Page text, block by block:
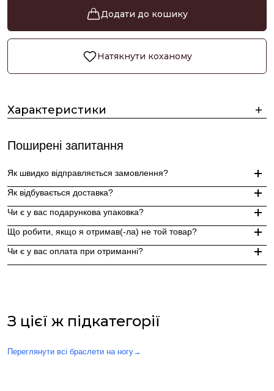
Додати до кошику
Натякнути коханому
Характеристики
Поширені запитання
Як швидко відправляється замовлення?
Замовлення, оформлені до 15:00, відправляються в той же
Індивідуальні замовлення (гравіювання, вироби з перлин
Як відбувається доставка?
Доставка по Україні - Безкоштовно від 3000 грн.
За додаткову по Європі та світу , служба доставки "Укр
Чи є у вас подарункова упаковка?
Так, ми надаємо стильну фірмову упаковку до кожного
Що робити, якщо я отримав(-ла) не той товар?
Чи є у вас оплата при отриманні?
З цієї ж підкатегорії
Переглянути всі браслети на ногу→